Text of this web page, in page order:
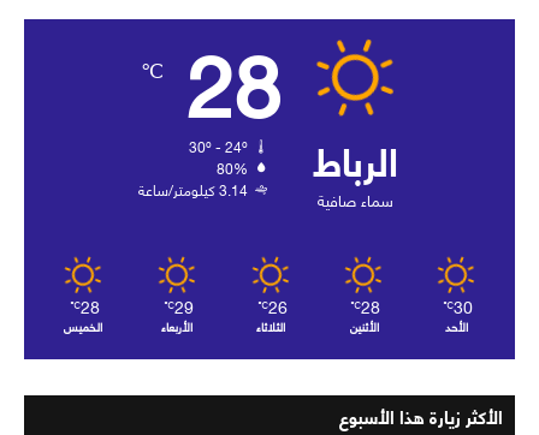
الرباط
سماء صافية
28
℃
80%
3.14 كيلومتر/ساعة
30
℃
الأحد
28
℃
الأثنين
26
℃
الثلاثاء
29
℃
الأربعاء
28
℃
الخميس
الأكثر زيارة هذا الأسبوع